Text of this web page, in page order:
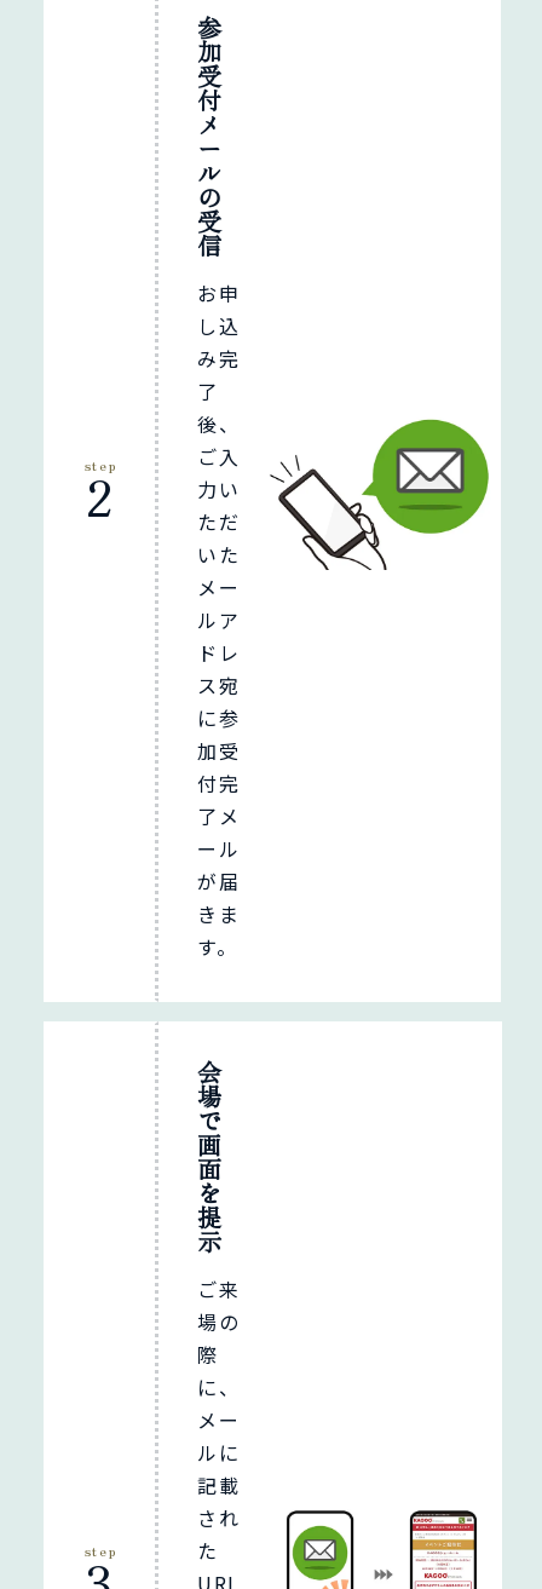
step
2
参
加
受
付
メ
ー
ル
の
受
信
お申
し込
み完
了
後、
ご入
力い
ただ
いた
メー
ルア
ドレ
ス宛
に参
加受
付完
了メ
ール
が届
きま
す。
step
会
場
で
画
面
を
提
示
ご来
場の
際
に、
メー
ルに
記載
され
た
URL